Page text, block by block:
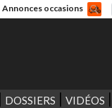
Annonces occasions
DOSSIERS VIDÉOS